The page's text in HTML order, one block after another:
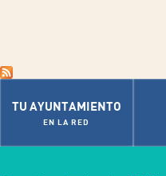
TU AYUNTAMIENTO
EN LA RED